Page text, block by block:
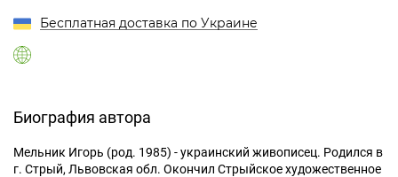
Бесплатная доставка по Украине
Биография автора
Мельник Игорь (род. 1985) - украинский живописец. Родился в
г. Стрый, Львовская обл. Окончил Стрыйское художественное